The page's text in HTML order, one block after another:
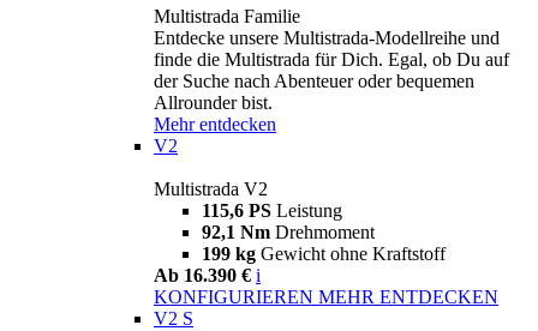
Multistrada Familie
Entdecke unsere Multistrada-Modellreihe und
finde die Multistrada für Dich. Egal, ob Du auf
der Suche nach Abenteuer oder bequemen
Allrounder bist.
Mehr entdecken
V2
Multistrada V2
115,6 PS Leistung
92,1 Nm Drehmoment
199 kg Gewicht ohne Kraftstoff
Ab 16.390 € i
KONFIGURIEREN MEHR ENTDECKEN
V2 S